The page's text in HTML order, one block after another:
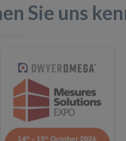
Sie uns